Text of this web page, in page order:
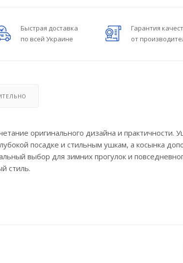
Быстрая доставка
по всей Украине
Гарантия
от
оригинального дизайна и практичности.
посадке и стильным ушкам, а косынка
выбор для зимних прогулок и
стиль.